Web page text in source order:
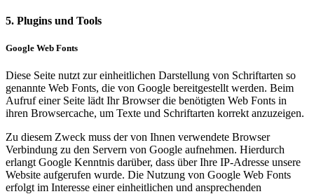
5. Plugins und Tools
Google Web Fonts
Diese Seite nutzt zur einheitlichen Darstellung von Schriftarten so
genannte Web Fonts, die von Google bereitgestellt werden. Beim
Aufruf einer Seite lädt Ihr Browser die benötigten Web Fonts in
ihren Browsercache, um Texte und Schriftarten korrekt anzuzeigen.
Zu diesem Zweck muss der von Ihnen verwendete Browser
Verbindung zu den Servern von Google aufnehmen. Hierdurch
erlangt Google Kenntnis darüber, dass über Ihre IP-Adresse unsere
Website aufgerufen wurde. Die Nutzung von Google Web Fonts
erfolgt im Interesse einer einheitlichen und ansprechenden